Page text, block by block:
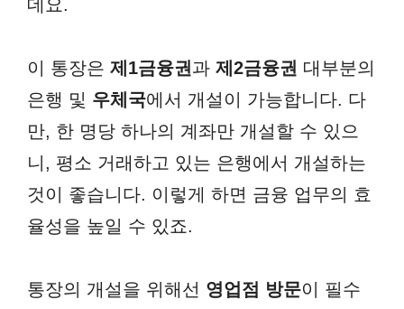
데요.
이 통장은 제1금융권과 제2금융권 대부분의
은행 및 우체국에서 개설이 가능합니다. 다
만, 한 명당 하나의 계좌만 개설할 수 있으
니, 평소 거래하고 있는 은행에서 개설하는
것이 좋습니다. 이렇게 하면 금융 업무의 효
율성을 높일 수 있죠.
통장의 개설을 위해선 영업점 방문이 필수